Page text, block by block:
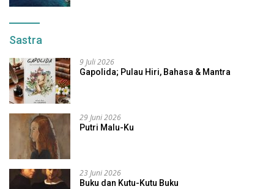
Sastra
9 Juli 2026
Gapolida; Pulau Hiri, Bahasa & Mantra
29 Juni 2026
Putri Malu-Ku
23 Juni 2026
Buku dan Kutu-Kutu Buku